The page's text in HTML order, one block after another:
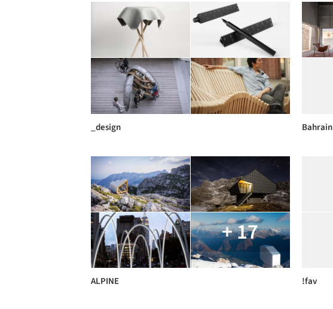
_design Bahrain
+ 17
ALPINE !fav